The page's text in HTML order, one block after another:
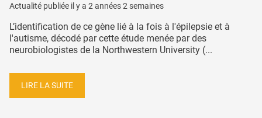
Actualité publiée il y a 2 années 2 semaines
L’identification de ce gène lié à la fois à l'épilepsie et à
l'autisme, décodé par cette étude menée par des
neurobiologistes de la Northwestern University (...
LIRE LA SUITE